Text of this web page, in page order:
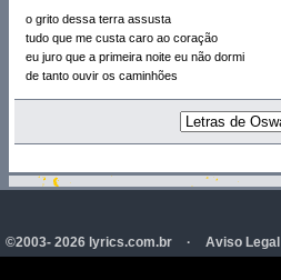
o grito dessa terra assusta
tudo que me custa caro ao coração
eu juro que a primeira noite eu não dormi
de tanto ouvir os caminhões
©2003- 2026 lyrics.com.br · Aviso Legal